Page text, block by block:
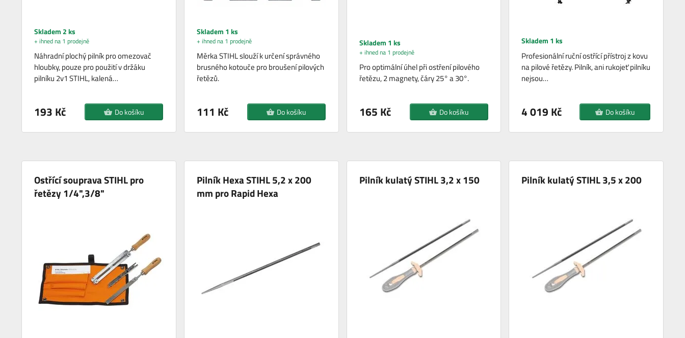
Skladem 2 ks
+ ihned na 1 prodejně
Náhradní plochý pilník pro omezovač
hloubky, pouze pro použití v držáku
pilníku 2v1 STIHL, kalená…
193 Kč Do košíku
Skladem 1 ks
+ ihned na 1 prodejně
Měrka STIHL slouží k určení správného
brusného kotouče pro broušení pilových
řetězů.
111 Kč Do košíku
Skladem 1 ks
+ ihned na 1 prodejně
Pro optimální úhel při ostření pilového
řetězu, 2 magnety, čáry 25° a 30°.
165 Kč Do košíku
Skladem 1 ks
Profesionální ruční ostřící přístroj z kovu
na pilové řetězy. Pilník, ani rukojeť pilníku
nejsou…
4 019 Kč Do košíku
Ostřící souprava STIHL pro
řetězy 1/4",3/8"
Pilník Hexa STIHL 5,2 x 200
mm pro Rapid Hexa
Pilník kulatý STIHL 3,2 x 150 Pilník kulatý STIHL 3,5 x 200